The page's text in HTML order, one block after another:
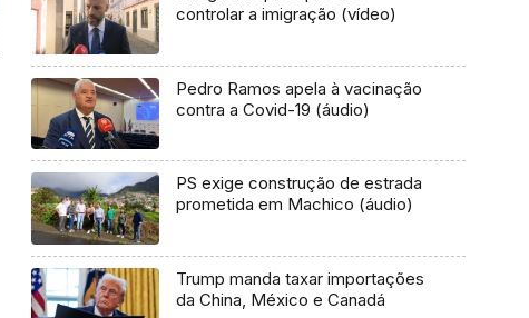
controlar a imigração (vídeo)
Pedro Ramos apela à vacinação
contra a Covid-19 (áudio)
PS exige construção de estrada
prometida em Machico (áudio)
Trump manda taxar importações
da China, México e Canadá